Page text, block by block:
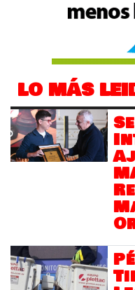
LO MÁS